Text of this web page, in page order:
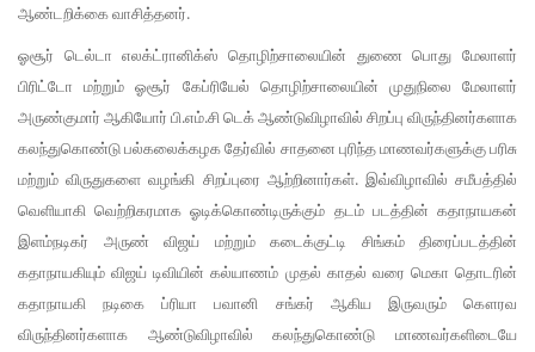
ஆண்டறிக்கை வாசித்தனர்.
ஓசூர் டெல்டா எலக்ட்ரானிக்ஸ் தொழிற்சாலையின் துணை பொது மேலாளர்
பிரிட்டோ மற்றும் ஓசூர் கேப்ரியேல் தொழிற்சாலையின் முதுநிலை மேலாளர்
அருண்குமார் ஆகியோர் பி.எம்.சி டெக் ஆண்டுவிழாவில் சிறப்பு விருந்தினர்களாக
கலந்துகொண்டு பல்கலைக்கழக தேர்வில் சாதனை புரிந்த மாணவர்களுக்கு பரிசு
மற்றும் விருதுகளை வழங்கி சிறப்புரை ஆற்றினார்கள். இவ்விழாவில் சமீபத்தில்
வெளியாகி வெற்றிகரமாக ஓடிக்கொண்டிருக்கும் தடம் படத்தின் கதாநாயகன்
இளம்நடிகர் அருண் விஜய் மற்றும் கடைக்குட்டி சிங்கம் திரைப்படத்தின்
கதாநாயகியும் விஜய் டிவியின் கல்யாணம் முதல் காதல் வரை மெகா தொடரின்
கதாநாயகி நடிகை ப்ரியா பவானி சங்கர் ஆகிய இருவரும் கௌரவ
விருந்தினர்களாக ஆண்டுவிழாவில் கலந்துகொண்டு மாணவர்களிடையே